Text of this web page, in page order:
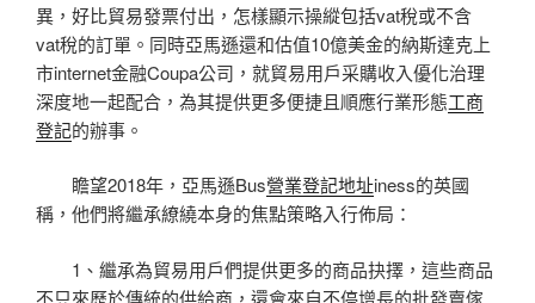
異，好比貿易發票付出，怎樣顯示操縱包括vat稅或不含
vat稅的訂單。同時亞馬遜還和估值10億美金的納斯達克上
市internet金融Coupa公司，就貿易用戶采購收入優化治理
深度地一起配合，為其提供更多便捷且順應行業形態工商
登記的辦事。
瞻望2018年，亞馬遜Bus營業登記地址iness的英國
稱，他們將繼承繚繞本身的焦點策略入行佈局：
1、繼承為貿易用戶們提供更多的商品抉擇，這些商品
不只來歷於傳統的供給商，還會來自不停增長的批發賣傢